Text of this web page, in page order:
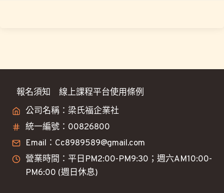
報名須知
線上課程平台使用條例
公司名稱：梁氏福企業社
統一編號：00826800
Email：Cc8989589@gmail.com
營業時間：平日PM2:00-PM9:30；週六AM10:00-
PM6:00 (週日休息)